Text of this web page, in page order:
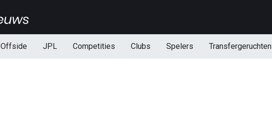
Offside JPL Competities Clubs Spelers Transfergeruchten